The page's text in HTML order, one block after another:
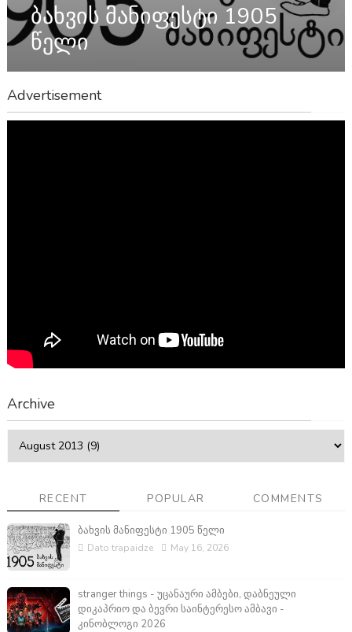
ბახვის მანიფესტი 1905
წელი
Advertisement
Archive
RECENT POPULAR COMMENTS
ბახვის მანიფესტი 1905 წელი
Dato trapaidze May 16, 2026
stranger things - უცანაური ამბები, დაბნეული
დიკაპრიო და ბევრი საინტერესო ამბავი -
კინობლოგი 2026